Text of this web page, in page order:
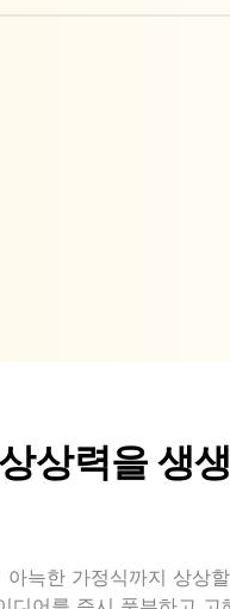
상력을 생
늑한 가정식까지 상상